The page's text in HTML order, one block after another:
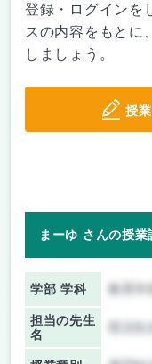
登録・ログインを
スの内容をもとに
しましょう。
授
まーゆ さんの授業
学部 学科
担当の先生
名